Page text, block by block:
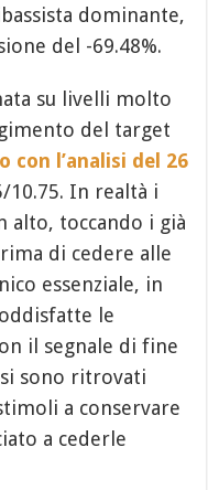
dominante,
del -69.48%.
su livelli molto
del target
con l’analisi del 26
10.75. In realtà i
alto, toccando i già
di cedere alle
essenziale, in
le
il segnale di fine
sono ritrovati
a conservare
a cederle